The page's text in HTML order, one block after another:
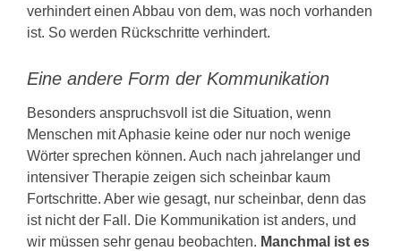
verhindert einen Abbau von dem, was noch vorhanden
ist. So werden Rückschritte verhindert.
Eine andere Form der Kommunikation
Besonders anspruchsvoll ist die Situation, wenn
Menschen mit Aphasie keine oder nur noch wenige
Wörter sprechen können. Auch nach jahrelanger und
intensiver Therapie zeigen sich scheinbar kaum
Fortschritte. Aber wie gesagt, nur scheinbar, denn das
ist nicht der Fall. Die Kommunikation ist anders, und
wir müssen sehr genau beobachten. Manchmal ist es